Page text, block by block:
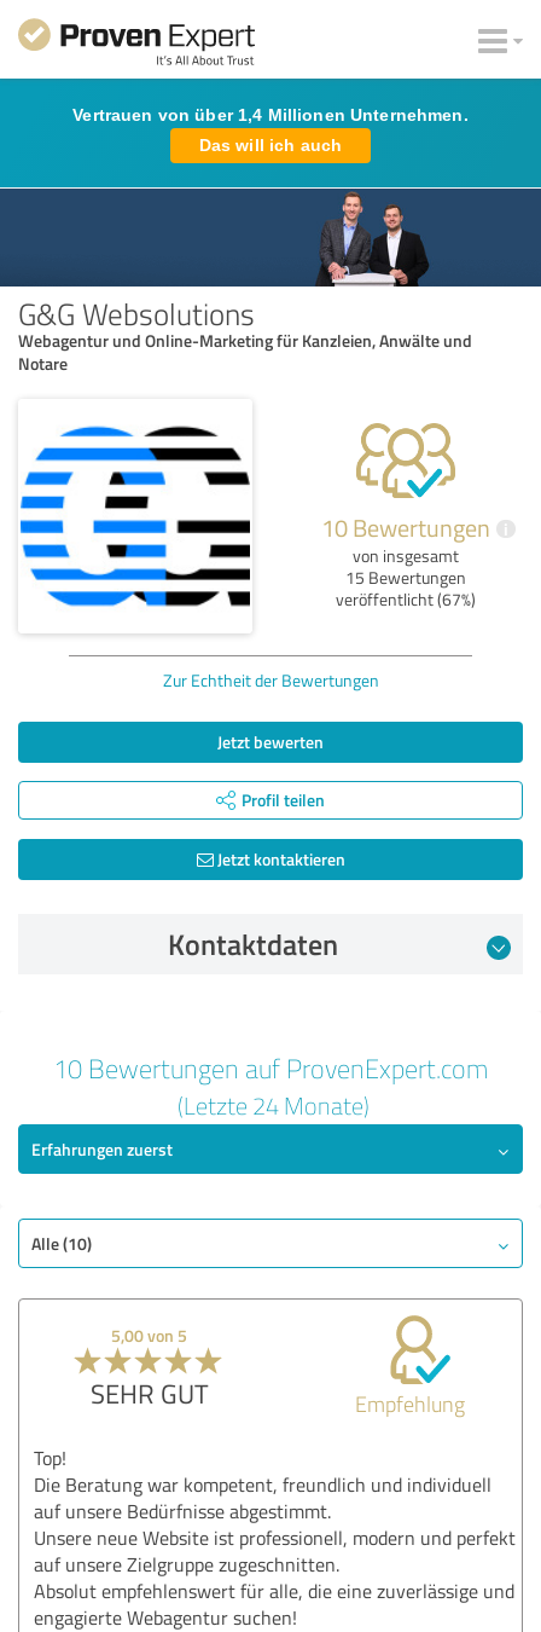
Vertrauen von über 1,4 Millionen Unternehmen.
Das will ich auch
G&G Websolutions
Webagentur und Online-Marketing für Kanzleien, Anwälte und
Notare
10 Bewertungen i
von insgesamt
15 Bewertungen
veröffentlicht (67%)
Zur Echtheit der Bewertungen
Jetzt bewerten
Profil teilen
Jetzt kontaktieren
Kontaktdaten
SEHR GUT
Nutzen
Leistungen
Umsetzung
Beratung
Bewertung anzeigen
10 Bewertungen auf ProvenExpert.com
(Letzte 24 Monate)
Erfahrungen zuerst
Alle (10)
5,00 von 5
SEHR GUT Empfehlung
Top!
Die Beratung war kompetent, freundlich und individuell
auf unsere Bedürfnisse abgestimmt.
Unsere neue Website ist professionell, modern und perfekt
auf unsere Zielgruppe zugeschnitten.
Absolut empfehlenswert für alle, die eine zuverlässige und
engagierte Webagentur suchen!